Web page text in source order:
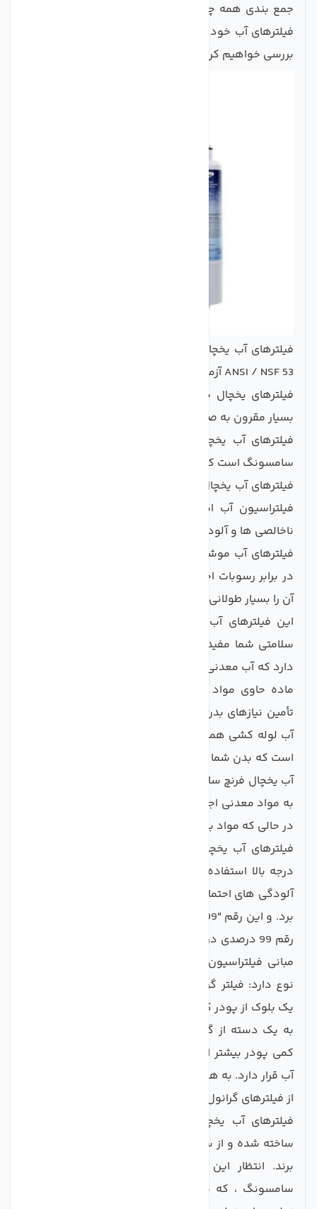
جمع بندی همه چیز ، آنچه مشتریان سامسونگ در مورد
فیلترهای آب خود فکر می کنند قبل از نتیجه گیری کلی ،
بررسی خواهیم کرد.
53 ANSI / NSF آزمایش و گواهی شده اند.
فیلترهای یخچال سامسونگ آب با طعم تازه را با قیمت
بسیار مقرون به صرفه ارائه می دهند.
سامسونگ است که توانایی تولید آب و یخ را دارد.
فیلترهای آب یخچال سامسونگ از یک فناوری انقلابی برای
فیلتراسیون آب استفاده می کنند که با موفقیت اکثر
ناخالصی ها و آلودگی های آب را فیلتر می کند.
فیلترهای آب موشکی سامسونگ از اجزای یخچال و فریزر
در برابر رسوبات احتمالی محافظت می کنند ، بنابراین عمر
آن را بسیار طولانی می کند.
این فیلترهای آب مواد معدنی را که ممکن است برای
سلامتی شما مفید باشد حذف نمی کند. یک دلیل وجود
دارد که آب معدنی در سراسر جهان فروخته می شود. این
ماده حاوی مواد معدنی سالم است که می تواند برای
تأمین نیازهای بدن شما استفاده شود. به همین ترتیب ،
آب لوله کشی همچنین دارای مواد معدنی بالقوه مفیدی
است که بدن شما می تواند از آنها استفاده کند. فیلترهای
آب یخچال فرنچ سامسونگ به گونه ای طراحی شده اند که
به مواد معدنی اجازه می دهند آزادانه از فیلتر عبور کنند ،
در حالی که مواد بد را از آن خارج می کنند.
فیلترهای آب یخچال سامسونگ فقط از یک بلوک کربن
آلودگی های احتمالی مضر موجود در آب شما را از بین می
رقم 99 درصدی در رابطه با فیلتر بلوک کربن ، باید برخی از
مبانی فیلتراسیون کربن را بدست آوریم: فیلتر کربن دو
نوع دارد: فیلتر گرانول فعال شده و فیلتر بلوک پودری.
یک بلوک از پودر کربن دارای مساحت بسیار بیشتری نسبت
به یک دسته از گرانولهای کربن است ، زیرا تعداد بسیار
کمی پودر بیشتر از گرانولهای موجود در حجم در معرض
آب قرار دارد. به همین ترتیب ، فیلترهای بلوک کربنی بیشتر
از فیلترهای گرانول ، آلاینده ها را جذب می کنند.
فیلترهای آب یخچال سامسونگ از مواد با کیفیت بالا
ساخته شده و از ساخت و طراحی فوق العاده ای بهره می
برند. انتظار این است که از یک رهبر فناوری مانند
سامسونگ ، که موظف است از جدیدترین تکنیک های